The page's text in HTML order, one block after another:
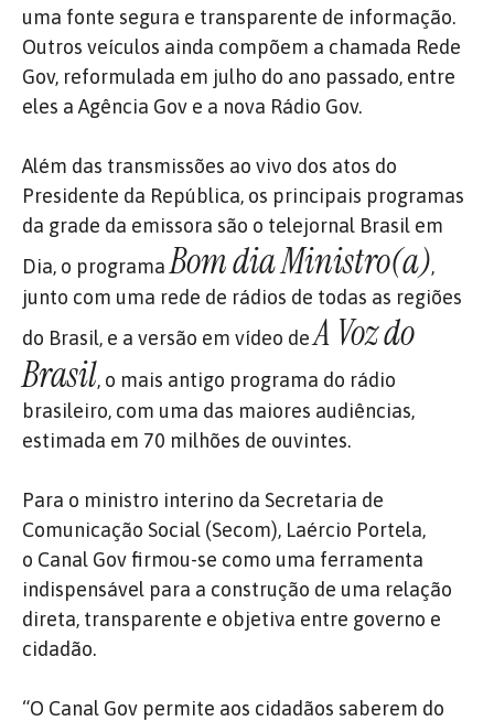
uma fonte segura e transparente de informação.
Outros veículos ainda compõem a chamada Rede
Gov, reformulada em julho do ano passado, entre
eles a Agência Gov e a nova Rádio Gov.
Além das transmissões ao vivo dos atos do
Presidente da República, os principais programas
da grade da emissora são o telejornal Brasil em
Dia, o programa Bom dia Ministro(a),
junto com uma rede de rádios de todas as regiões
do Brasil, e a versão em vídeo deA Voz do
Brasil, o mais antigo programa do rádio
brasileiro, com uma das maiores audiências,
estimada em 70 milhões de ouvintes.
Para o ministro interino da Secretaria de
Comunicação Social (Secom), Laércio Portela,
o Canal Gov firmou-se como uma ferramenta
indispensável para a construção de uma relação
direta, transparente e objetiva entre governo e
cidadão.
“O Canal Gov permite aos cidadãos saberem do